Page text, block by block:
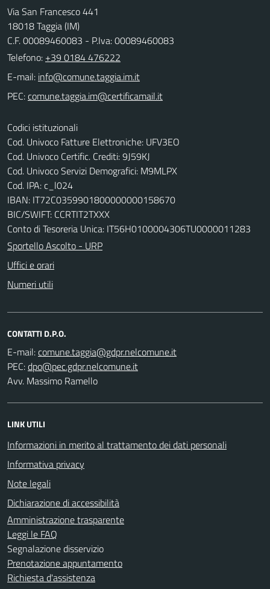
Via San Francesco 441
18018 Taggia (IM)
C.F. 00089460083 - P.Iva: 00089460083
Telefono: +39 0184 476222
E-mail:
PEC:
Codici istituzionali
Cod. Univoco Fatture Elettroniche: UFV3EO
Cod. Univoco Certific. Crediti: 9J59KJ
Cod. Univoco Servizi Demografici: M9MLPX
Cod. IPA: c_l024
IBAN: IT72C0359901800000000158670
BIC/SWIFT: CCRTIT2TXXX
Conto di Tesoreria Unica: IT56H0100004306TU0000011283
Sportello Ascolto - URP
Uffici e orari
Numeri utili
CONTATTI D.P.O.
E-mail:
PEC:
Avv. Massimo Ramello
LINK UTILI
Informazioni in merito al trattamento dei dati personali
Informativa privacy
Note legali
Dichiarazione di accessibilità
Amministrazione trasparente
Leggi le FAQ
Segnalazione disservizio
Prenotazione appuntamento
Richiesta d'assistenza